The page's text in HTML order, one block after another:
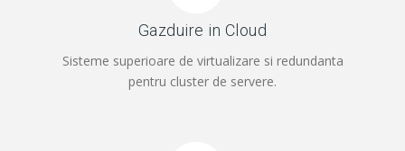
Gazduire in Cloud
Sisteme superioare de virtualizare si redundanta
pentru cluster de servere.